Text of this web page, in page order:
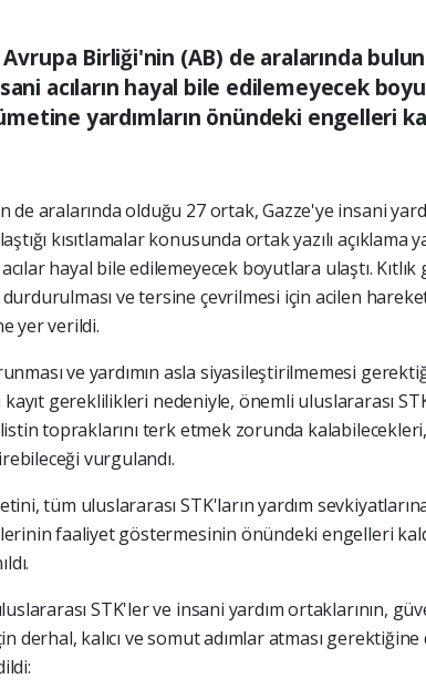
Birliği'nin (AB) de aralarında
acıların hayal bile edilemeyecek
yardımların önündeki engelleri
de aralarında olduğu 27 ortak, Gazze'ye insani
kısıtlamalar konusunda ortak yazılı açıklama
hayal bile edilemeyecek boyutlara ulaştı.
durdurulması ve tersine çevrilmesi için acilen
yer verildi.
ve yardımın asla siyasileştirilmemesi
kayıt gereklilikleri nedeniyle, önemli uluslararası
topraklarını terk etmek zorunda
vurgulandı.
tüm uluslararası STK'ların yardım
faaliyet göstermesinin önündeki engelleri
STK'ler ve insani yardım ortaklarının,
derhal, kalıcı ve somut adımlar atması